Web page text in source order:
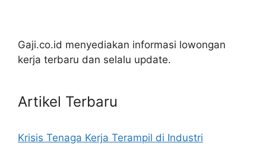
Gaji.co.id menyediakan informasi lowongan
kerja terbaru dan selalu update.
Artikel Terbaru
Krisis Tenaga Kerja Terampil di Industri